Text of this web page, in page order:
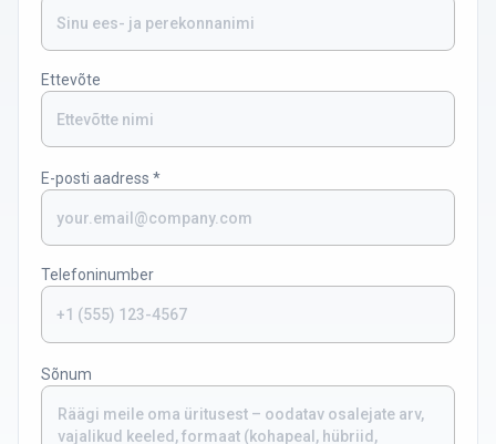
Ettevõte
E-posti aadress *
Telefoninumber
Sõnum